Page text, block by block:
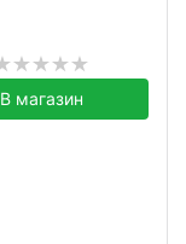
В магазин